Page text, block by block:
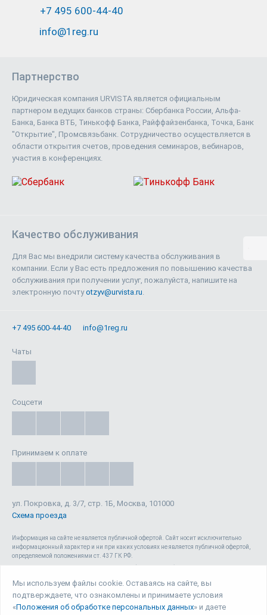
+7 495 600-44-40
info@1reg.ru
Партнерство
Юридическая компания URVISTA является официальным
партнером ведущих банков страны: Сбербанка России, Альфа-
Банка, Банка ВТБ, Тинькофф Банка, Райффайзенбанка, Точка, Банк
"Открытие", Промсвязьбанк. Сотрудничество осуществляется в
области открытия счетов, проведения семинаров, вебинаров,
участия в конференциях.
Качество обслуживания
Для Вас мы внедрили систему качества обслуживания в
компании. Если у Вас есть предложения по повышению качества
обслуживания при получении услуг, пожалуйста, напишите на
электронную почтуotzyv@urvista.ru.
+7 495 600-44-40 info@1reg.ru
Чаты
Соцсети
Принимаем к оплате
ул. Покровка, д. 3/7, стр. 1Б, Москва, 101000
Схема проезда
Информация на сайте не является публичной офертой. Cайт носит исключительно
информационный характер и ни при каких условиях не является публичной офертой,
определяемой положениями ст. 437 ГК РФ.
(ОГРН: 1087746040140) , а также зарегистрирован в качестве СМИ. Запрещается
копирование (как для собственных нужд, так и с целью распространения) и любое
иное использование сайта, его элементов и материалов без письменного согласия
Мы используем файлы cookie. Оставаясь на сайте, вы
подтверждаете, что ознакомлены и принимаете условия
«Положения об обработке персональных данных» и даете